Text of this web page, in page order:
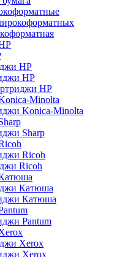
HP
HP
HP
Minolta
Konica-Minolta
Sharp
Ricoh
Ricoh
Катюша
Катюша
Pantum
Xerox
Xerox